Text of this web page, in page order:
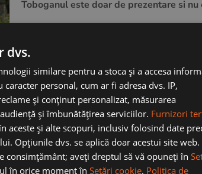
Toboganul este doar de prezentare si
Dimensiuni totale: (L) 278 x ( l)
Dimensiuni structura leagăn: (L)
*complexul include căsuța, kit leagan si
*toboganul se vinde separat
Adauga in cos
dvs.
similare pentru a stoca și a accesa
personal, cum ar fi adresa dvs. IP,
și conținut personalizat, măsurarea
și îmbunătățirea serviciilor. Furnizori
aceste și alte scopuri, inclusiv folosind date
Opțiunile dvs. se aplică doar acestui site web.
consimțământ; aveți dreptul să vă opuneți în
în orice moment în Setări cookie. Politica de